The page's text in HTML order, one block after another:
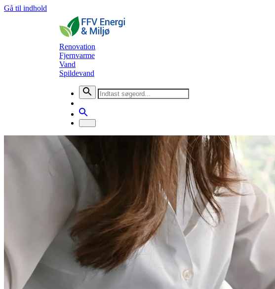
Gå til indhold
Renovation
Fjernvarme
Vand
Spildevand